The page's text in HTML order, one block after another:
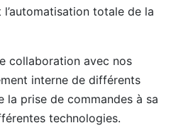
totale de la
collaboration avec nos
interne de différents
la prise de commandes à sa
technologies.